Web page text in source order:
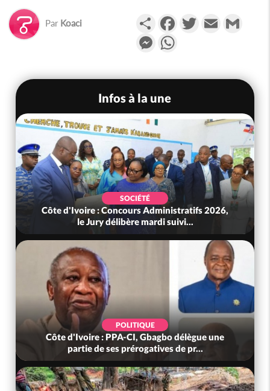
Par Koaci PartagerFacebookTwitterEmail
Messenger
Infos à la une
SOCIÉTÉ
Côte d'Ivoire : Concours Administratifs 2026,
le Jury délibère mardi suivi...
POLITIQUE
Côte d'Ivoire : PPA-CI, Gbagbo délègue une
partie de ses prérogatives de pr...